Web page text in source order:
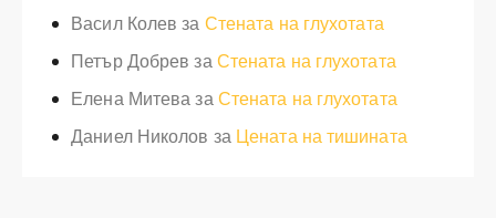
Васил Колев за Стената на глухотата
Петър Добрев за Стената на глухотата
Елена Митева за Стената на глухотата
Даниел Николов за Цената на тишината